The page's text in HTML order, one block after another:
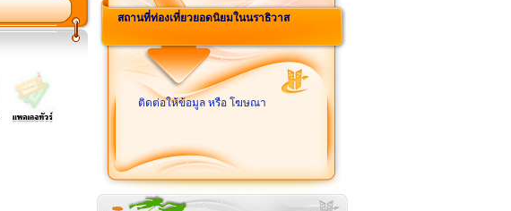
สถานที่ท่องเที่ยวยอดนิยมในนราธิวาส
ติดต่อให้ข้อมูล หรือ โฆษณา